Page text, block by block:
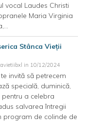
vocal Laudes Christi
Maria Virginia
Stânca Vieții
in 10/12/2024
invită să petrecem
specială, duminică,
a celebra
salvarea întregii
program de colinde de